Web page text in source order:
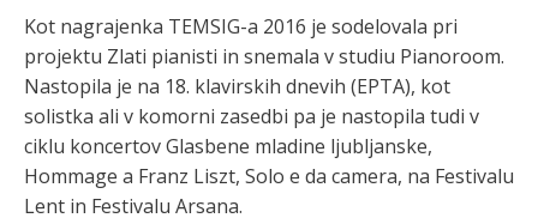
Kot nagrajenka TEMSIG-a 2016 je sodelovala pri
projektu Zlati pianisti in snemala v studiu Pianoroom.
Nastopila je na 18. klavirskih dnevih (EPTA), kot
solistka ali v komorni zasedbi pa je nastopila tudi v
ciklu koncertov Glasbene mladine ljubljanske,
Hommage a Franz Liszt, Solo e da camera, na Festivalu
Lent in Festivalu Arsana.